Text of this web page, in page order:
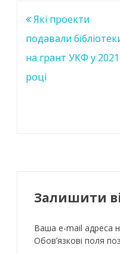
o
k
p
p
Навігація
записів
Які проекти
подавали
на грант УКФ у 2021
році
Залишити
Ваша e-mail адреса
Обов’язкові поля